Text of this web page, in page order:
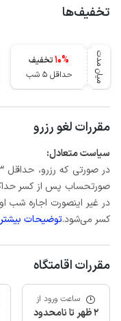
تخفیف‌ها
میان مدت 10%
تخفیف
حداقل 5 شب
مقررات لغو رزرو
سیاست متعادل:
کسر می‌شود.توضیحات بیشتر
مقررات اقامتگاه
ساعت ورود از
2 ظهر تا نامحدود